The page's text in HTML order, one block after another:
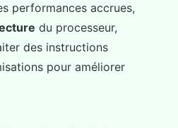
performances accrues,
du processeur,
des instructions
pour améliorer